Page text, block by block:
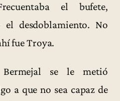
el bufete,
el desdoblamiento. No
fue Troya.
se le metió
a que no sea capaz de